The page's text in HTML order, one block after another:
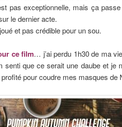
pas exceptionnelle, mais ça
le dernier acte.
et pas crédible pour un sou.
ce film… j’ai perdu 1h30 de ma
senti que ce serait une daube et je
pour coudre mes masques de